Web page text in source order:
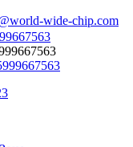
wide-chip.com